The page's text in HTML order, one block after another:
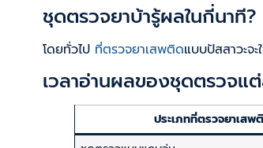
ชุดตรวจยาบ้ารู้ผลในกี่นาที?
โดยทั่วไป ที่ตรวจยาเสพติดแบบปัสสาวะจ
เวลาอ่านผลของชุดตรวจแต่
ประเภทที่ตรวจยาเสพ